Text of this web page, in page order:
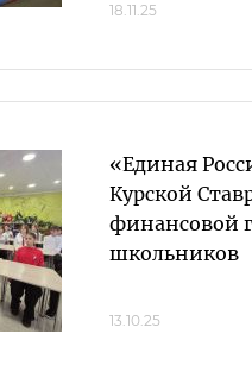
18.11.25
«Единая
Курской
финансовой
школьников
13.10.25